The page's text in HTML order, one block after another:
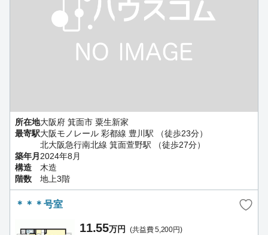
所在地大阪府 箕面市 粟生新家
最寄駅大阪モノレール 彩都線 豊川駅 （徒歩23分）
北大阪急行南北線 箕面萱野駅 （徒歩27分）
築年月2024年8月
構造
木造
階数
地上3階
＊＊＊号室
11.55万円 (共益費 5,200円)